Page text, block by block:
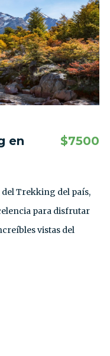
en
$7500
del Trekking del país,
para disfrutar
vistas del